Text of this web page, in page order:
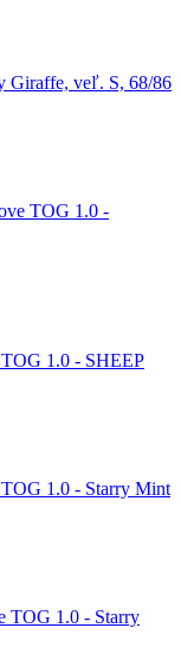
Giraffe, veľ. S, 68/86
TOG 1.0 -
1.0 - SHEEP
1.0 - Starry Mint
TOG 1.0 - Starry